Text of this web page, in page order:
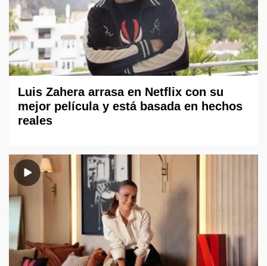
Luis Zahera arrasa en Netflix con su
mejor película y está basada en hechos
reales